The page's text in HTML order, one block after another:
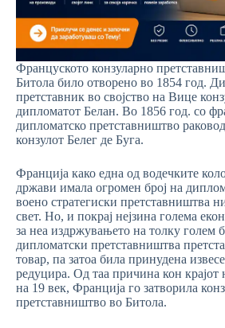
Француското конзуларно
Битола било отворено во 1854 год.
претставник во својство на Вице
дипломатот Белан. Во 1856 год. со
дипломатско претставништво
конзулот Белег де Буга.
Франција како една од водечките
држави имала огромен број на
воено стратегиски претставништва
свет. Но, и покрај нејзина голема
за неа издржувањето на толку голем
дипломатски претставништва
товар, па затоа била принудена
редуцира. Од таа причина кон крајот
на 19 век, Франција го затворила
претставништво во Битола.